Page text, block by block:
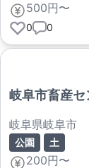
500円〜
0 0
岐阜市畜産
岐阜県岐阜市
公園 土
200円〜